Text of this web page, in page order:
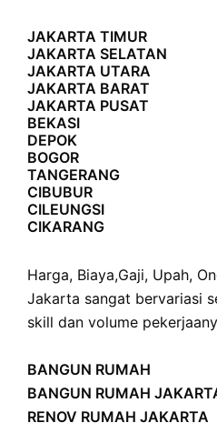
JAKARTA TIMUR
JAKARTA SELATAN
JAKARTA UTARA
JAKARTA BARAT
JAKARTA PUSAT
BEKASI
DEPOK
BOGOR
TANGERANG
CIBUBUR
CILEUNGSI
CIKARANG
Harga, Biaya,Gaji, Upah,
Jakarta sangat bervariasi
skill dan volume
BANGUN RUMAH
BANGUN RUMAH
RENOV RUMAH JAKARTA